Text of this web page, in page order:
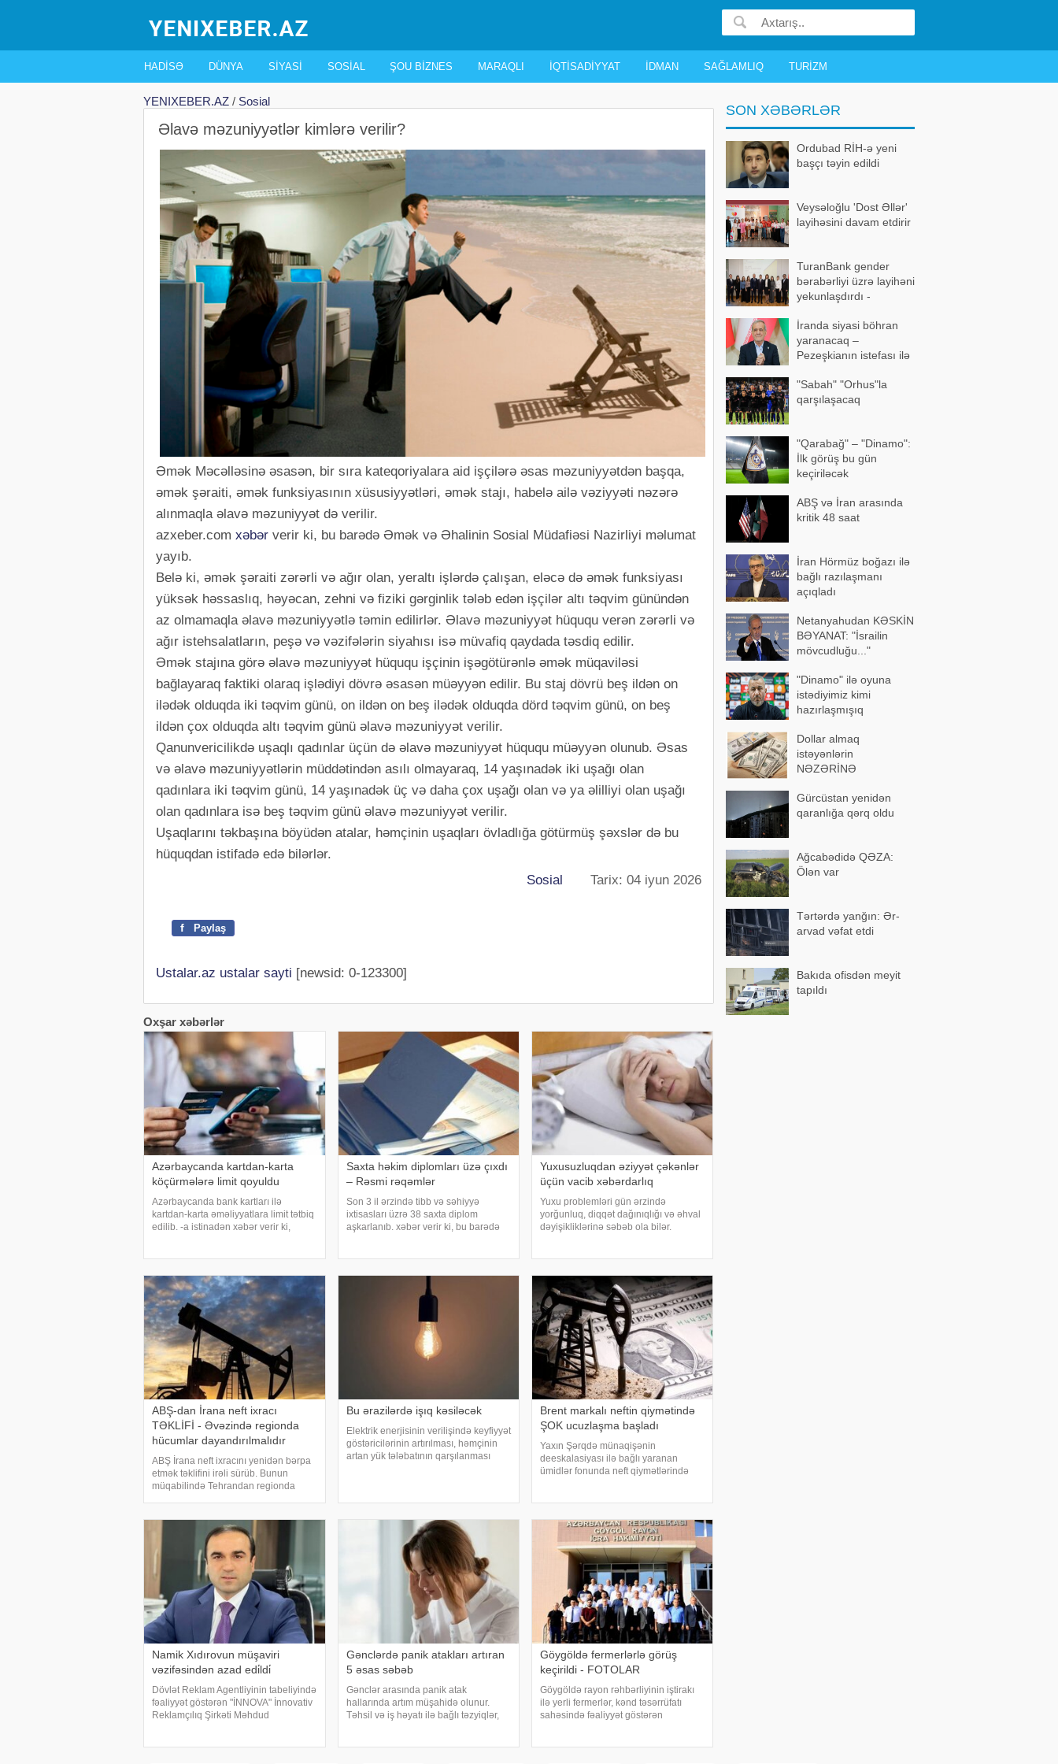
HADISƏ DÜNYA SIYASI SOSIAL ŞOU BIZNES MARAQLI İQTISADIYYAT İDMAN SAĞLAMLIQ TURIZM
YENIXEBER.AZ / Sosial
Əlavə məzuniyyətlər kimlərə verilir?
Əmək Məcəlləsinə əsasən, bir sıra kateqoriyalara aid işçilərə əsas məzuniyyətdən başqa,
əmək şəraiti, əmək funksiyasının xüsusiyyətləri, əmək stajı, habelə ailə vəziyyəti nəzərə
alınmaqla əlavə məzuniyyət də verilir.
azxeber.com xəbər verir ki, bu barədə Əmək və Əhalinin Sosial Müdafiəsi Nazirliyi məlumat
yayıb.
Belə ki, əmək şəraiti zərərli və ağır olan, yeraltı işlərdə çalışan, eləcə də əmək funksiyası
yüksək həssaslıq, həyəcan, zehni və fiziki gərginlik tələb edən işçilər altı təqvim günündən
az olmamaqla əlavə məzuniyyətlə təmin edilirlər. Əlavə məzuniyyət hüququ verən zərərli və
ağır istehsalatların, peşə və vəzifələrin siyahısı isə müvafiq qaydada təsdiq edilir.
Əmək stajına görə əlavə məzuniyyət hüququ işçinin işəgötürənlə əmək müqaviləsi
bağlayaraq faktiki olaraq işlədiyi dövrə əsasən müəyyən edilir. Bu staj dövrü beş ildən on
ilədək olduqda iki təqvim günü, on ildən on beş ilədək olduqda dörd təqvim günü, on beş
ildən çox olduqda altı təqvim günü əlavə məzuniyyət verilir.
Qanunvericilikdə uşaqlı qadınlar üçün də əlavə məzuniyyət hüququ müəyyən olunub. Əsas
və əlavə məzuniyyətlərin müddətindən asılı olmayaraq, 14 yaşınadək iki uşağı olan
qadınlara iki təqvim günü, 14 yaşınadək üç və daha çox uşağı olan və ya əlilliyi olan uşağı
olan qadınlara isə beş təqvim günü əlavə məzuniyyət verilir.
Uşaqlarını təkbaşına böyüdən atalar, həmçinin uşaqları övladlığa götürmüş şəxslər də bu
hüquqdan istifadə edə bilərlər.
Sosial Tarix: 04 iyun 2026
f Paylaş
Ustalar.az ustalar sayti [newsid: 0-123300]
Oxşar xəbərlər
Azərbaycanda kartdan-karta
köçürmələrə limit qoyuldu
Azərbaycanda bank kartları ilə
kartdan-karta əməliyyatlara limit tətbiq
edilib. -a istinadən xəbər verir ki,
əməliyyatlar
Saxta həkim diplomları üzə çıxdı
– Rəsmi rəqəmlər
Son 3 il ərzində tibb və səhiyyə
ixtisasları üzrə 38 saxta diplom
aşkarlanıb. xəbər verir ki, bu barədə
Agentliyi
Yuxusuzluqdan əziyyət çəkənlər
üçün vacib xəbərdarlıq
Yuxu problemləri gün ərzində
yorğunluq, diqqət dağınıqlığı və əhval
dəyişikliklərinə səbəb ola bilər.
yuxu üzrə mütəxəssisləri
ABŞ-dan İrana neft ixracı
TƏKLİFİ - Əvəzində regionda
hücumlar dayandırılmalıdır
ABŞ İrana neft ixracını yenidən bərpa
etmək təklifini irəli sürüb. Bunun
müqabilində Tehrandan regionda
Press agentliyinin regional rəsmiyə
Bu ərazilərdə işıq kəsiləcək
Elektrik enerjisinin verilişində keyfiyyət
göstəricilərinin artırılması, həmçinin
artan yük tələbatının qarşılanması
təmi
Brent markalı neftin qiymətində
ŞOK ucuzlaşma başladı
Yaxın Şərqdə münaqişənin
deeskalasiyası ilə bağlı yaranan
ümidlər fonunda neft qiymətlərində
fyuçersini
Namik Xıdırovun müşaviri
vəzifəsindən azad edi̇ldi̇
Dövlət Reklam Agentliyinin tabeliyində
fəaliyyət göstərən "İNNOVA" İnnovativ
Reklamçılıq Şirkəti Məhdud
Gənclərdə panik atakları artıran
5 əsas səbəb
Gənclər arasında panik atak
hallarında artım müşahidə olunur.
Təhsil və iş həyatı ilə bağlı təzyiqlər,
Göygöldə fermerlərlə görüş
keçirildi - FOTOLAR
Göygöldə rayon rəhbərliyinin iştirakı
ilə yerli fermerlər, kənd təsərrüfatı
sahəsində fəaliyyət göstərən
SON XƏBƏRLƏR
Ordubad RİH-ə yeni
başçı təyin edildi
Veysəloğlu 'Dost Əllər'
layihəsini davam etdirir
TuranBank gender
bərabərliyi üzrə layihəni
yekunlaşdırdı -
İranda siyasi böhran
yaranacaq –
Pezeşkianın istefası ilə
"Sabah" "Orhus"la
qarşılaşacaq
"Qarabağ" – "Dinamo":
İlk görüş bu gün
keçiriləcək
ABŞ və İran arasında
kritik 48 saat
İran Hörmüz boğazı ilə
bağlı razılaşmanı
açıqladı
Netanyahudan KƏSKİN
BƏYANAT: "İsrailin
mövcudluğu..."
"Dinamo" ilə oyuna
istədiyimiz kimi
hazırlaşmışıq
Dollar almaq
istəyənlərin
NƏZƏRİNƏ
Gürcüstan yenidən
qaranlığa qərq oldu
Ağcabədidə QƏZA:
Ölən var
Tərtərdə yanğın: Ər-
arvad vəfat etdi
Bakıda ofisdən meyit
tapıldı